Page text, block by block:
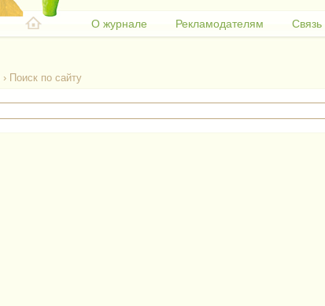
О журнале Рекламодателям Связь
› Поиск по сайту